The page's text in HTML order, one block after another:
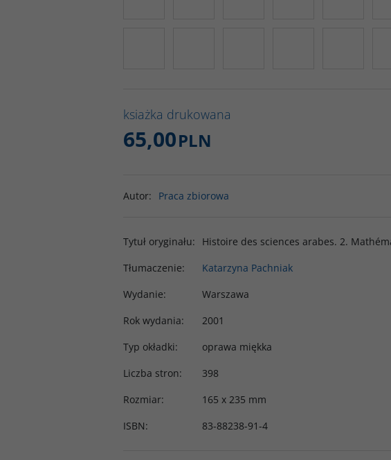
ksiażka drukowana
65,00PLN
Autor: Praca zbiorowa
Tytuł oryginału:
Histoire des sciences arabes. 2.
Tłumaczenie:
Katarzyna Pachniak
Wydanie:
Warszawa
Rok wydania:
2001
Typ okładki:
oprawa miękka
Liczba stron:
398
Rozmiar:
165 x 235 mm
ISBN: 83-88238-91-4